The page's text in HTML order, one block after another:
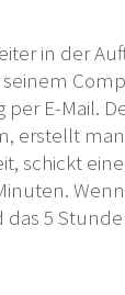
in der
per E-Mail.
erstellt
schickt
das 5